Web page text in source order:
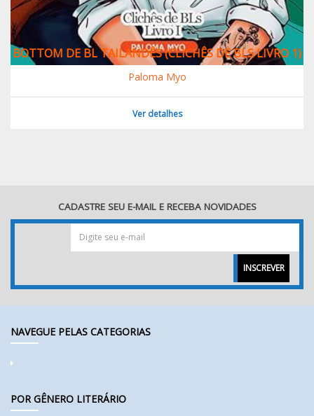
BOTTOM DE BL TAILANDÊS (CLICHÊS DE BLS LIVRO 1)
Paloma Myo
Ver detalhes
CADASTRE SEU E-MAIL E RECEBA NOVIDADES
INSCREVER
NAVEGUE PELAS CATEGORIAS
POR GÊNERO LITERÁRIO